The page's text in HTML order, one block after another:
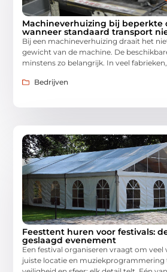
Machineverhuizing bij beperkte
wanneer standaard transport
Bij een machineverhuizing draait het
gewicht van de machine. De
minstens zo belangrijk. In veel fabrieken,
Bedrijven
Feesttent huren voor festivals:
geslaagd evenement
Een festival organiseren vraagt om veel
juiste locatie en muziekprogrammering